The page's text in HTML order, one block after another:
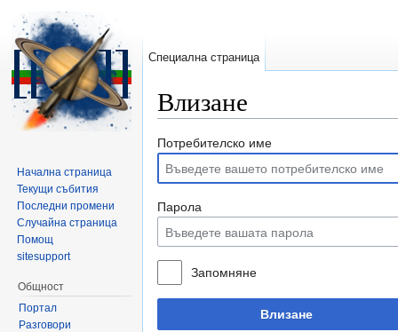
Влизане
Потребителско име
Парола
Запомняне
Влизане
Специална страница
Начална страница
Текущи събития
Последни промени
Случайна страница
Помощ
sitesupport
Общност
Портал
Разговори